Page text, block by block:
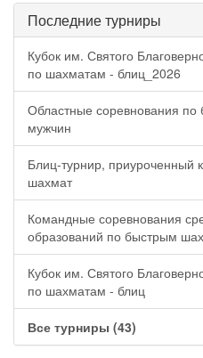
Последние турниры
Кубок им. Святого
по шахматам - блиц_2026
Областные соревнования
мужчин
Блиц-турнир,
шахмат
Командные соревнования
образований по быстрым
Кубок им. Святого
по шахматам - блиц
Все турниры (43)